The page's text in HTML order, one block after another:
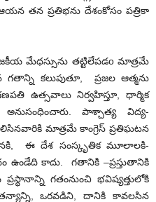
తన ప్రతిభను దేశంకోసం పత్రికా
మేధస్సును తట్టిలేపడo మాత్రమే
కలుపుతూ, ప్రజల ఆత్మను
ఉత్సవాలు నిర్వహిస్తూ, ధార్మిక
పాశ్చాత్య విద్య-
మాత్రమే కాంగ్రెస్ ప్రతిఘటన
ఈ దేశ సంస్కృతిక మూలాలకి-
ఉండేది కాదు. గతానికి –ప్రస్తుతానికి
గతంనుంచి భవిష్యత్తులోకి
ఒరవడిని, దానికి కావలసిన